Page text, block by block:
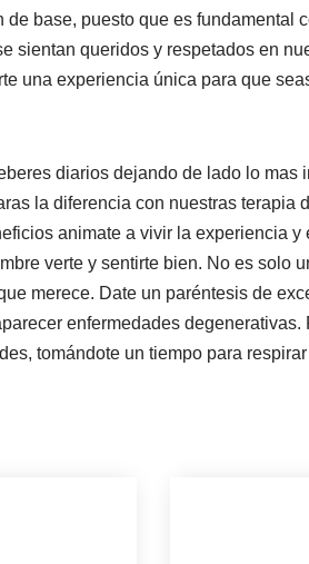
base, puesto que es fundamental
sientan queridos y respetados en
una experiencia única para que
diarios dejando de lado lo mas
la diferencia con nuestras terapia
animate a vivir la experiencia
verte y sentirte bien. No es solo
merece. Date un paréntesis de
enfermedades
tomándote un tiempo para